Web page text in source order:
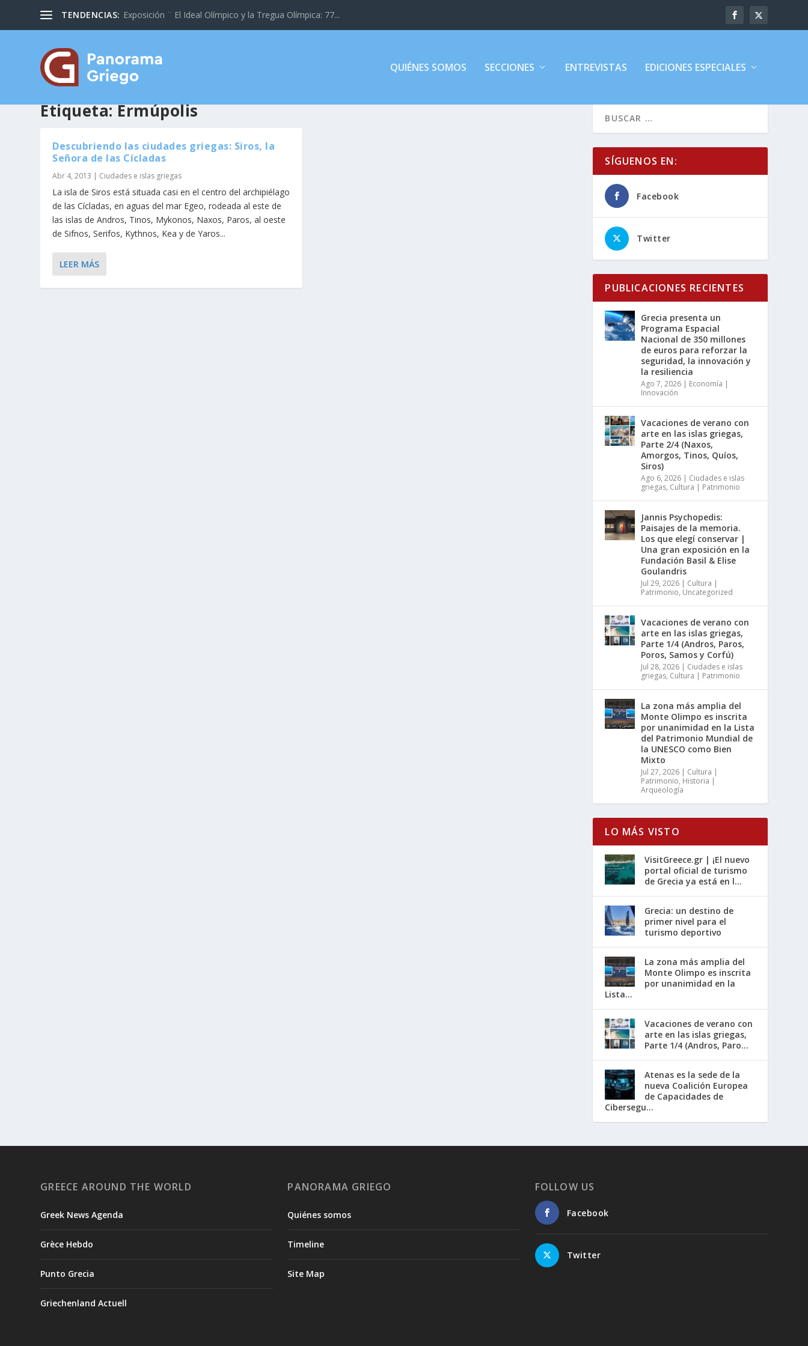
TENDENCIAS: Exposición ¨ El Ideal Olímpico y la Tregua Olímpica: 77...
QUIÉNES SOMOS SECCIONES ENTREVISTAS EDICIONES ESPECIALES
Etiqueta:Ermúpolis
Descubriendo las ciudades griegas: Siros, la
Señora de las Cícladas
Abr 4, 2013 | Ciudades e islas griegas
La isla de Siros está situada casi en el centro del archipiélago
de las Cícladas, en aguas del mar Egeo, rodeada al este de
las islas de Andros, Tinos, Mykonos, Naxos, Paros, al oeste
de Sifnos, Serifos, Kythnos, Kea y de Yaros...
LEER MÁS
SÍGUENOS EN:
Facebook
Twitter
PUBLICACIONES RECIENTES
Grecia presenta un
Programa Espacial
Nacional de 350 millones
de euros para reforzar la
seguridad, la innovación y
la resiliencia
Ago 7, 2026 | Economía |
Innovación
Vacaciones de verano con
arte en las islas griegas,
Parte 2/4 (Naxos,
Amorgos, Tinos, Quíos,
Siros)
Ago 6, 2026 | Ciudades e islas
griegas, Cultura | Patrimonio
Jannis Psychopedis:
Paisajes de la memoria.
Los que elegí conservar |
Una gran exposición en la
Fundación Basil & Elise
Goulandris
Jul 29, 2026 | Cultura |
Patrimonio, Uncategorized
Vacaciones de verano con
arte en las islas griegas,
Parte 1/4 (Andros, Paros,
Poros, Samos y Corfú)
Jul 28, 2026 | Ciudades e islas
griegas, Cultura | Patrimonio
La zona más amplia del
Monte Olimpo es inscrita
por unanimidad en la Lista
del Patrimonio Mundial de
la UNESCO como Bien
Mixto
Jul 27, 2026 | Cultura |
Patrimonio, Historia |
Arqueología
LO MÁS VISTO
VisitGreece.gr | ¡El nuevo
portal oficial de turismo
de Grecia ya está en l...
Grecia: un destino de
primer nivel para el
turismo deportivo
La zona más amplia del
Monte Olimpo es inscrita
por unanimidad en la
Lista...
Vacaciones de verano con
arte en las islas griegas,
Parte 1/4 (Andros, Paro...
Atenas es la sede de la
nueva Coalición Europea
de Capacidades de
Cibersegu...
GREECE AROUND THE WORLD
Greek News Agenda
Grèce Hebdo
Punto Grecia
Griechenland Actuell
PANORAMA GRIEGO
Quiénes somos
Timeline
Site Map
FOLLOW US
Facebook
Twitter